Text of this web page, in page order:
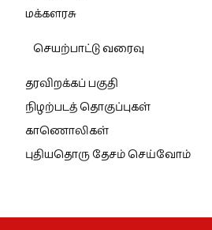
மக்களரசு
செயற்பாட்டு வரைவு
தரவிறக்கப் பகுதி
நிழற்படத் தொகுப்புகள்
காணொலிகள்
புதியதொரு தேசம் செய்வோம்